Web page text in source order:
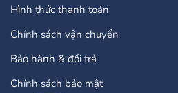
Hình thức thanh toán
Chính sách vận chuyển
Bảo hành & đổi trả
Chính sách bảo mật